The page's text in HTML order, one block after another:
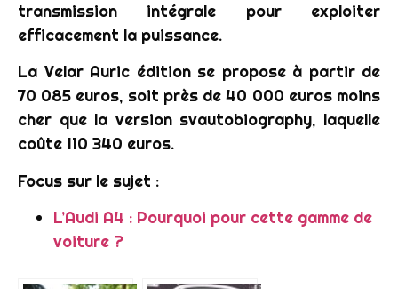
transmission intégrale pour exploiter
efficacement la puissance.
La Velar Auric édition se propose à partir de
70 085 euros, soit près de 40 000 euros moins
cher que la version svautobiography, laquelle
coûte 110 340 euros.
Focus sur le sujet :
L’Audi A4 : Pourquoi pour cette gamme de
voiture ?